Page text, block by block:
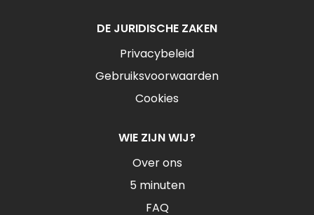
DE JURIDISCHE ZAKEN
Privacybeleid
Gebruiksvoorwaarden
Cookies
WIE ZIJN WIJ?
Over ons
5 minuten
FAQ